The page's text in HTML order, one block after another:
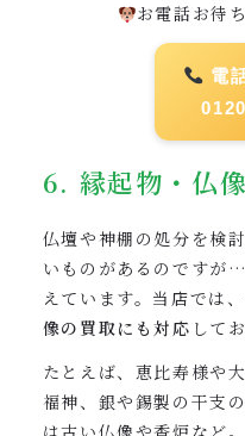
お電話お待
電
6. 縁起物・仏
仏壇や神棚の処分を検
いものがあるのですが
えています。当店では
像の買取にも対応 して
たとえば、恵比寿様や
福神、銀や錫製の干支